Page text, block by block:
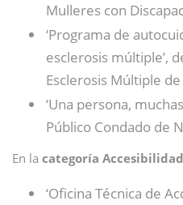
Mulleres con
‘Programa de
esclerosis múltiple’,
Esclerosis Múltiple
‘Una persona,
Público Condado de
En la categoría
‘Oficina Técnica de